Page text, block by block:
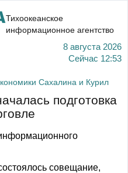
Тихоокеанское
информационное агентство
8 августа 2026
Сейчас 12:53
Сахалина и Курил
подготовка
совещание,